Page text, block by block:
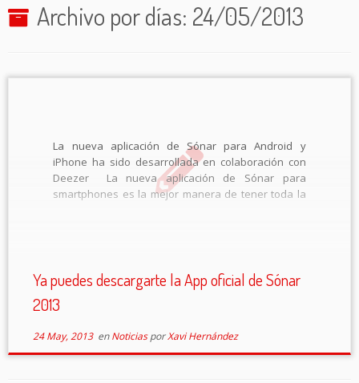
Archivo por días: 24/05/2013
La nueva aplicación de Sónar para Android y
iPhone ha sido desarrollada en colaboración con
Deezer La nueva aplicación de Sónar para
smartphones es la mejor manera de tener toda la
Ya puedes descargarte la App oficial de Sónar
2013
24 May, 2013enNoticiasporXavi Hernández